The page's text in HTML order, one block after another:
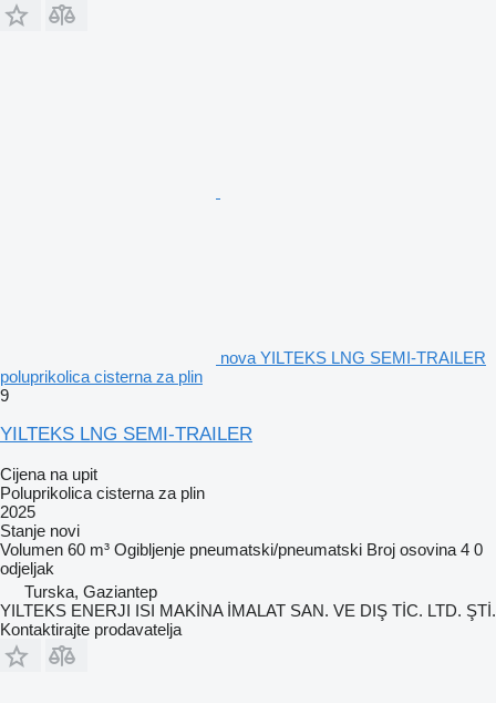
nova YILTEKS LNG SEMI-TRAILER
poluprikolica cisterna za plin
9
YILTEKS LNG SEMI-TRAILER
Cijena na upit
Poluprikolica cisterna za plin
2025
Stanje novi
Volumen 60 m³ Ogibljenje pneumatski/pneumatski Broj osovina 4 0
odjeljak
Turska, Gaziantep
YILTEKS ENERJI ISI MAKİNA İMALAT SAN. VE DIŞ TİC. LTD. ŞTİ.
Kontaktirajte prodavatelja